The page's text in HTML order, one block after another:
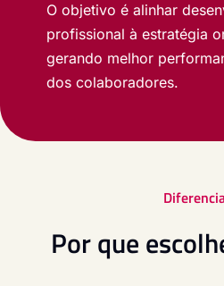
O objetivo é alinhar
profissional à estratégia
gerando melhor
dos colaboradores.
Por que